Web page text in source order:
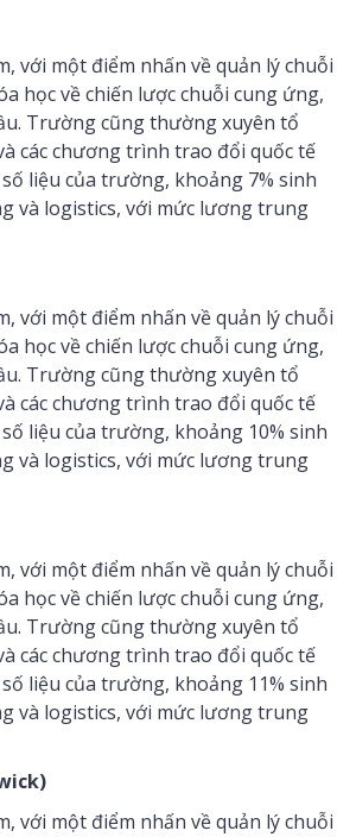
với một điểm nhấn về quản lý chuỗi
học về chiến lược chuỗi cung ứng,
Trường cũng thường xuyên tổ
các chương trình trao đổi quốc tế
liệu của trường, khoảng 7% sinh
và logistics, với mức lương trung
với một điểm nhấn về quản lý chuỗi
học về chiến lược chuỗi cung ứng,
Trường cũng thường xuyên tổ
các chương trình trao đổi quốc tế
liệu của trường, khoảng 10% sinh
và logistics, với mức lương trung
với một điểm nhấn về quản lý chuỗi
học về chiến lược chuỗi cung ứng,
Trường cũng thường xuyên tổ
các chương trình trao đổi quốc tế
liệu của trường, khoảng 11% sinh
và logistics, với mức lương trung
với một điểm nhấn về quản lý chuỗi